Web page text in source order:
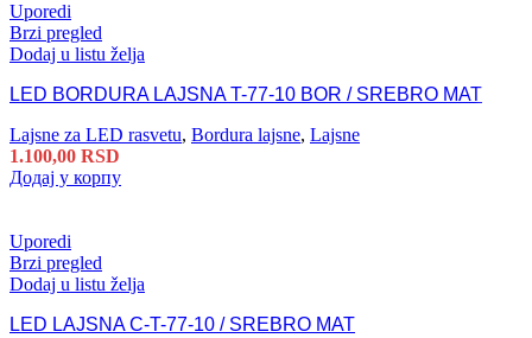
Uporedi
Brzi pregled
Dodaj u listu želja
LED BORDURA LAJSNA T-77-10 BOR / SREBRO MAT
Lajsne za LED rasvetu, Bordura lajsne, Lajsne
1.100,00 RSD
Додај у корпу
Uporedi
Brzi pregled
Dodaj u listu želja
LED LAJSNA C-T-77-10 / SREBRO MAT